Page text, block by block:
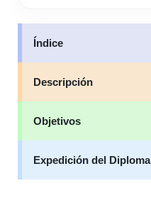
Índice
Descripción
Objetivos
Expedición del Diploma